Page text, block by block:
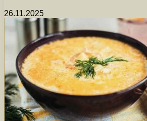
26.11.2025